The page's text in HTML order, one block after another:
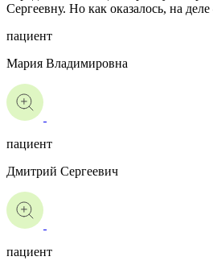
Сергеевну. Но как оказалось, на
пациент
Мария Владимировна
пациент
Дмитрий Сергеевич
пациент